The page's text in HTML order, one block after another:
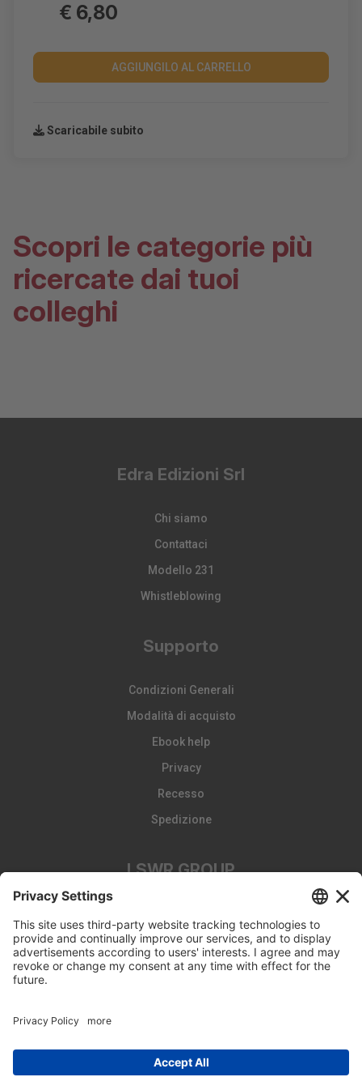
€ 6,80
AGGIUNGILO AL CARRELLO
Scaricabile subito
Scopri le categorie più
ricercate dai tuoi
colleghi
Edra Edizioni Srl
Chi siamo
Contattaci
Modello 231
Whistleblowing
Supporto
Condizioni Generali
Modalità di acquisto
Ebook help
Privacy
Recesso
Spedizione
LSWR GROUP
Edizioni EDRA
Edizioni LSWR
© Copyright 2026 - Tutti i diritti riservati